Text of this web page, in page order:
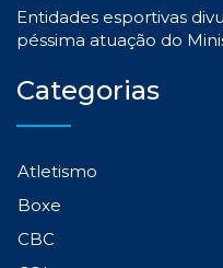
Entidades esportivas
péssima atuação do
Categorias
Atletismo
Boxe
CBC